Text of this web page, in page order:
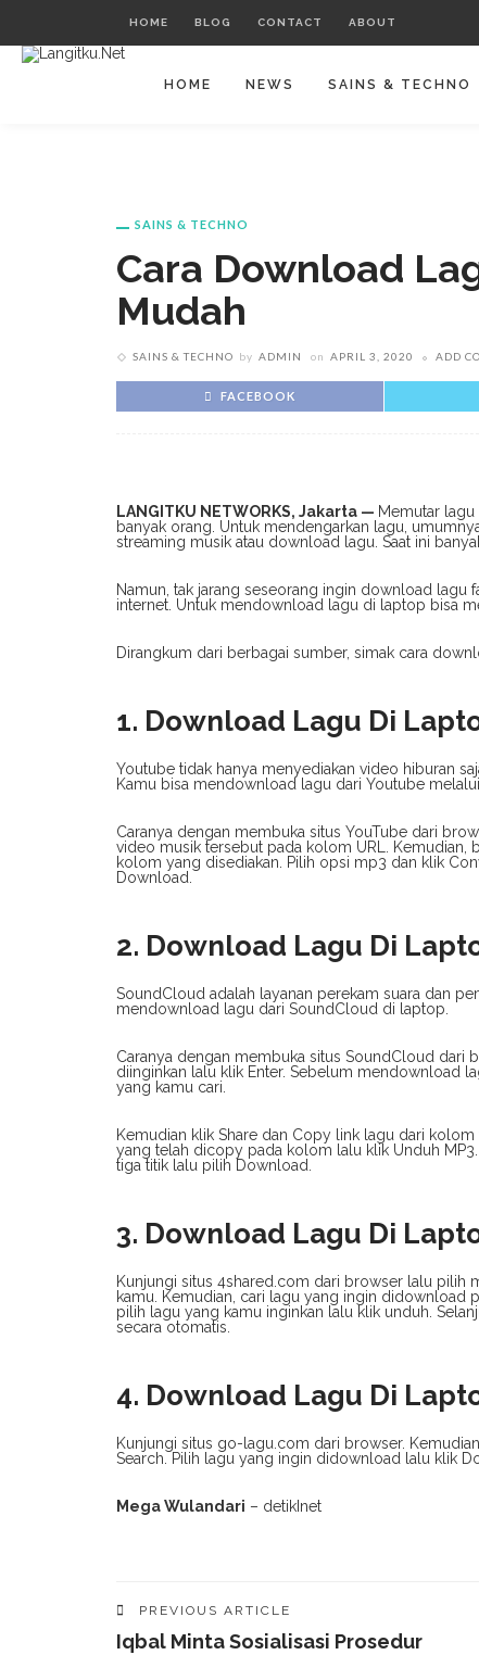
HOME BLOG CONTACT ABOUT
HOME NEWS SAINS & TECHNO
SAINS & TECHNO
Cara Download
Mudah
SAINS & TECHNO by ADMIN on APRIL 3, 2020 ADD
FACEBOOK
LANGITKU NETWORKS, Jakarta — Memutar
banyak orang. Untuk mendengarkan lagu,
streaming musik atau download lagu. Saat ini
Namun, tak jarang seseorang ingin download lagu
internet. Untuk mendownload lagu di laptop bisa
Dirangkum dari berbagai sumber, simak cara
1. Download Lagu Di
Youtube tidak hanya menyediakan video hiburan
Kamu bisa mendownload lagu dari Youtube
Caranya dengan membuka situs YouTube dari
video musik tersebut pada kolom URL.
kolom yang disediakan. Pilih opsi mp3 dan klik
Download.
2. Download Lagu Di
SoundCloud adalah layanan perekam suara dan
mendownload lagu dari SoundCloud di laptop.
Caranya dengan membuka situs SoundCloud dari
diinginkan lalu klik Enter. Sebelum mendownload
yang kamu cari.
Kemudian klik Share dan Copy link lagu dari
yang telah dicopy pada kolom lalu klik Unduh
tiga titik lalu pilih Download.
3. Download Lagu Di
Kunjungi situs 4shared.com dari browser lalu pilih
kamu. Kemudian, cari lagu yang ingin didownload
pilih lagu yang kamu inginkan lalu klik unduh.
secara otomatis.
4. Download Lagu Di
Kunjungi situs go-lagu.com dari browser.
Search. Pilih lagu yang ingin didownload lalu klik
Mega Wulandari – detikInet
PREVIOUS ARTICLE
Iqbal Minta Sosialisasi Prosedur